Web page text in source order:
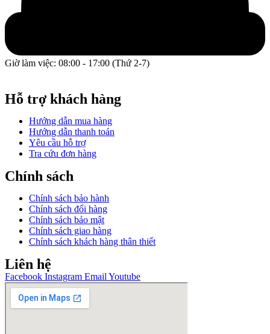
Giờ làm việc: 08:00 - 17:00 (Thứ 2-7)
Hỗ trợ khách hàng
Hướng dẫn mua hàng
Hướng dẫn thanh toán
Yêu cầu hỗ trợ
Tra cứu đơn hàng
Chính sách
Chính sách bảo hành
Chính sách đổi hàng
Chính sách bảo mật
Chính sách giao hàng
Chính sách khách hàng thân thiết
Liên hệ
Facebook Instagram Email Youtube